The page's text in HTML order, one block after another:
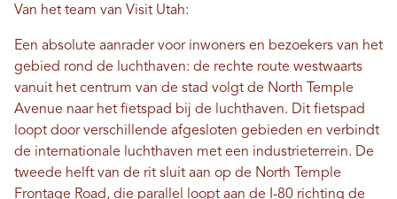
Van het team van Visit Utah:
Een absolute aanrader voor inwoners en bezoekers van het
gebied rond de luchthaven: de rechte route westwaarts
vanuit het centrum van de stad volgt de North Temple
Avenue naar het fietspad bij de luchthaven. Dit fietspad
loopt door verschillende afgesloten gebieden en verbindt
de internationale luchthaven met een industrieterrein. De
tweede helft van de rit sluit aan op de North Temple
Frontage Road, die parallel loopt aan de I-80 richting de